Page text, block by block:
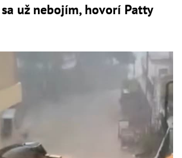
už nebojím, hovorí Patty